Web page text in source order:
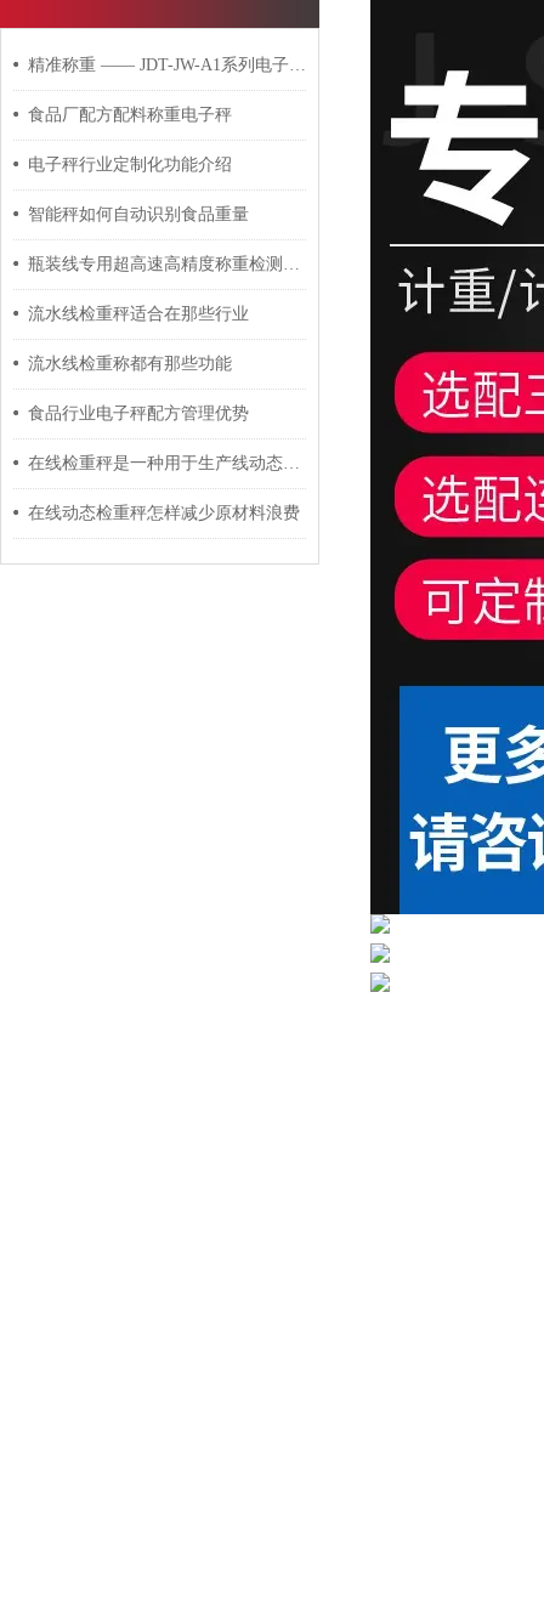
精准称重 —— JDT-JW-A1系列电子桌秤
食品厂配方配料称重电子秤
电子秤行业定制化功能介绍
智能秤如何自动识别食品重量
瓶装线专用超高速高精度称重检测皮带秤
流水线检重秤适合在那些行业
流水线检重称都有那些功能
食品行业电子秤配方管理优势
在线检重秤是一种用于生产线动态称重的自动化设备
在线动态检重秤怎样减少原材料浪费